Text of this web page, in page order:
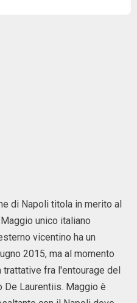
di Napoli titola in merito al
unico italiano
vicentino ha un
2015, ma al momento
trattative fra l'entourage del
De Laurentiis. Maggio è